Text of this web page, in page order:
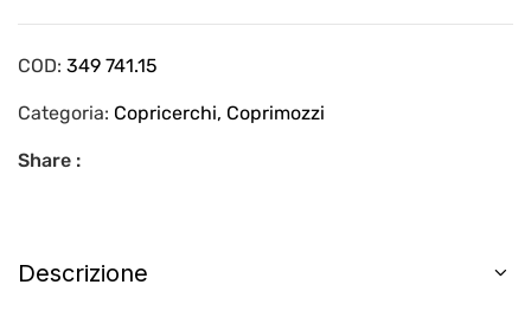
COD: 349 741.15
Categoria: Copricerchi, Coprimozzi
Share :
Descrizione